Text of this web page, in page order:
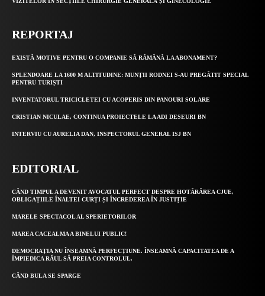
REPORTAJ
EXISTĂ MOTIVE PENTRU O COMPANIE SĂ RĂMÂNĂ LA ABONAMENT?
SPLENDOARE LA 1600 M ALTITUDINE: MUNȚII RODNEI S-AU PREGĂTIT SPECIAL
PENTRU TURIȘTI
INVENTATORUL TRICICLETEI CU ACOPERIS DIN PANOURI SOLARE
CRISTIAN NICULAE, CONTINUA PROIECTELE LA ADI DESEURI BN
INTERVIU CU AURELIA DAN, INSPECTORUL GENERAL ISJ BN
EDITORIAL
CÂND TIMPUL A DEVENIT AVOCATUL PERFECT DESPRE HOTĂRÂREA CJUE,
OBLIGAȚIILE ÎNALTEI CURȚI ȘI ÎNCREDEREA ÎN JUSTIȚIE
MARELE SPECTACOL AL SPERIETORILOR
MAREA CACEALMA A BINELUI PUBLIC!
DEMOCRAȚIA NU ÎNSEAMNĂ PERFECȚIUNE. ÎNSEAMNĂ CAPACITATEA DE A
ÎMPIEDICA RĂUL SĂ PREIA CONTROLUL.
CÂND BULA SE SPARGE